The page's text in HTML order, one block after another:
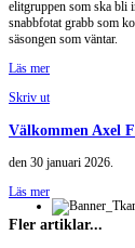
elitgruppen som ska bli
snabbfotat grabb som
säsongen som väntar.
Läs mer
Skriv ut
Välkommen Axel
den 30 januari 2026.
Läs mer
Fler artiklar...